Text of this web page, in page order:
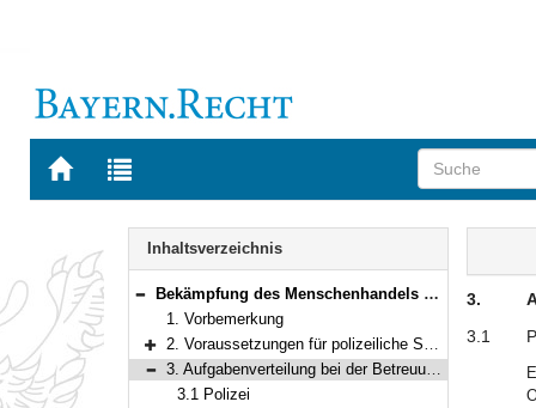
Zur
BAYERN.RECHT
Zur
letzten
Navigation
Inhaltsverzeichnis
Bereich reduzieren
Bekämpfung des Menschenhandels – Zusammenarbeitsvereinbarung der Polizei, Staatsanwaltschaft, Fachberatungsstellen, Ausländerbehörden, Sozialbehörden und Agenturen für Arbeit zum Schutz von Opferzeuginnen und Opferzeugen in Menschenhandelsfällen
1. Vorbemerkung
Bereich erweitern
2. Voraussetzungen für polizeiliche Schutzmaßnahmen
Bereich reduzieren
3. Aufgabenverteilung bei der Betreuung von Menschenhandelsopfern
3.1 Polizei
3.
3.1